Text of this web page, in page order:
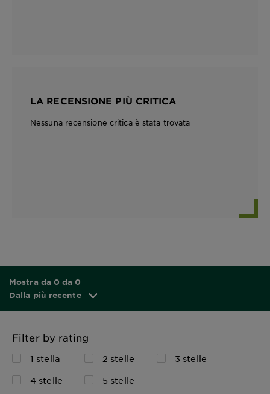
LA RECENSIONE PIÙ CRITICA
Nessuna recensione critica è stata trovata
Mostra da 0 da 0
Dalla più recente
Filter by rating
1 stella 2 stelle
3 stelle
4 stelle
5 stelle